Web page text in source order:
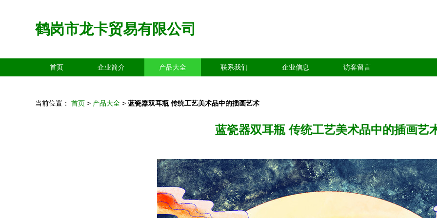
鹤岗市龙卡贸易有限公司
首页 企业简介 产品大全 联系我们 企业信息 访客留言
当前位置： 首页 > 产品大全 > 蓝瓷器双耳瓶 传统工艺美术品中的插画艺术
蓝瓷器双耳瓶 传统工艺美术品中的插画艺